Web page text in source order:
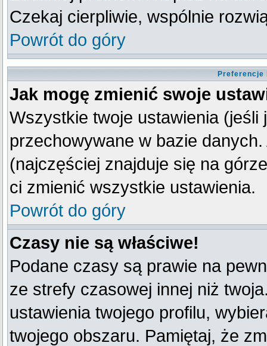
Czekaj cierpliwie, wspólnie
Powrót do góry
Preferencje
Jak mogę zmienić swoje
Wszystkie twoje ustawienia
przechowywane w bazie
(najczęściej znajduje się na
ci zmienić wszystkie ustawienia.
Powrót do góry
Czasy nie są właściwe!
Podane czasy są prawie na
ze strefy czasowej innej niż
ustawienia twojego profilu,
twojego obszaru. Pamiętaj, że